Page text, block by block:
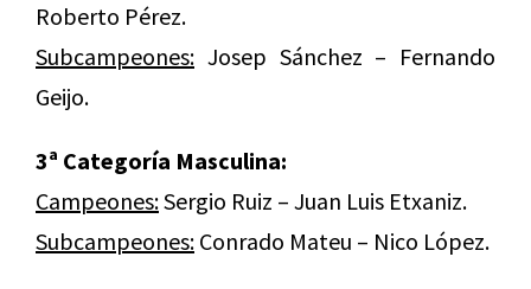
Roberto Pérez.
Subcampeones: Josep Sánchez – Fernando
Geijo.
3ª Categoría Masculina:
Campeones:Sergio Ruiz – Juan Luis Etxaniz.
Subcampeones: Conrado Mateu – Nico López.